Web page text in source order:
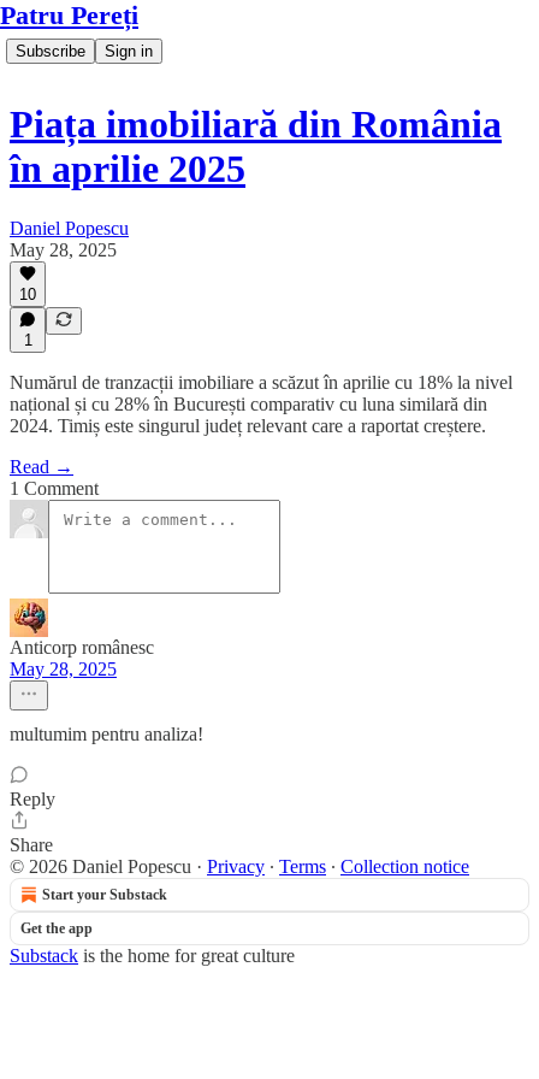
Patru Pereți
Subscribe Sign in
Piața imobiliară din România
în aprilie 2025
Daniel Popescu
May 28, 2025
10
1
Numărul de tranzacții imobiliare a scăzut în aprilie cu 18% la nivel
național și cu 28% în București comparativ cu luna similară din
2024. Timiș este singurul județ relevant care a raportat creștere.
Read →
1 Comment
Anticorp românesc
May 28, 2025
multumim pentru analiza!
Reply
Share
© 2026 Daniel Popescu · Privacy ∙ Terms ∙ Collection notice
Start your Substack
Get the app
Substack is the home for great culture